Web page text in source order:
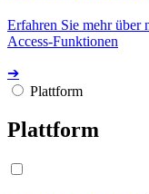
Erfahren Sie mehr über
Access-Funktionen
➔
Plattform
Plattform